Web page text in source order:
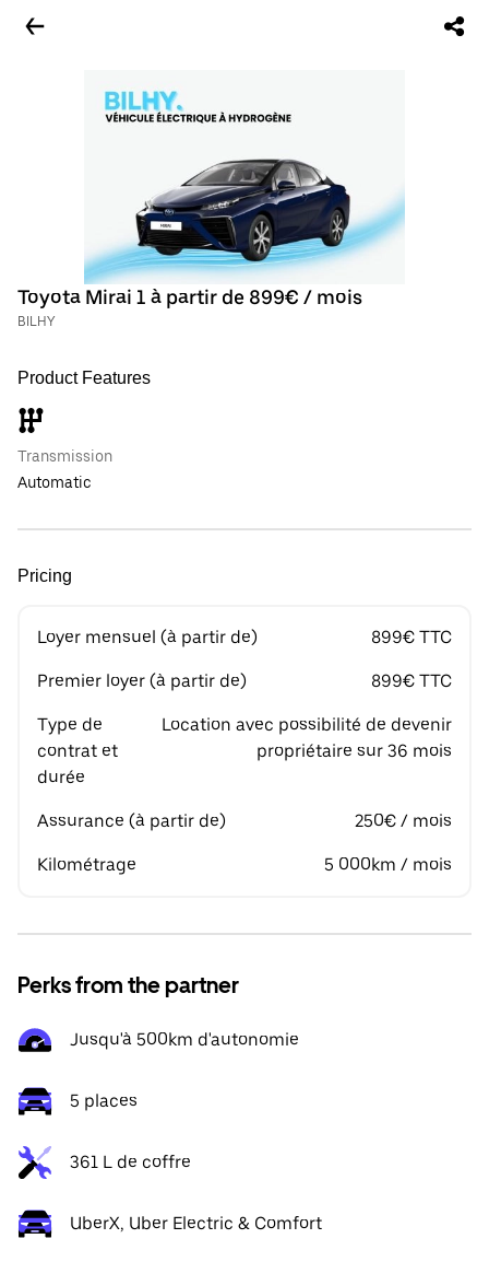
Toyota Mirai 1 à partir de 899€ / mois
BILHY
Product Features
Transmission
Automatic
Pricing
Loyer mensuel (à partir de) 899€ TTC
Premier loyer (à partir de) 899€ TTC
Type de
contrat et
durée
Location avec possibilité de devenir
propriétaire sur 36 mois
Assurance (à partir de) 250€ / mois
Kilométrage 5 000km / mois
Perks from the partner
Jusqu'à 500km d'autonomie
5 places
361 L de coffre
UberX, Uber Electric & Comfort